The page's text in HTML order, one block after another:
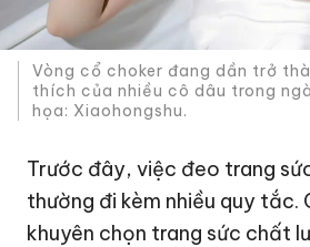
Vòng cổ choker đang dần trở
thích của nhiều cô dâu trong
họa: Xiaohongshu.
Trước đây, việc đeo trang
thường đi kèm nhiều quy tắc.
khuyên chọn trang sức chất